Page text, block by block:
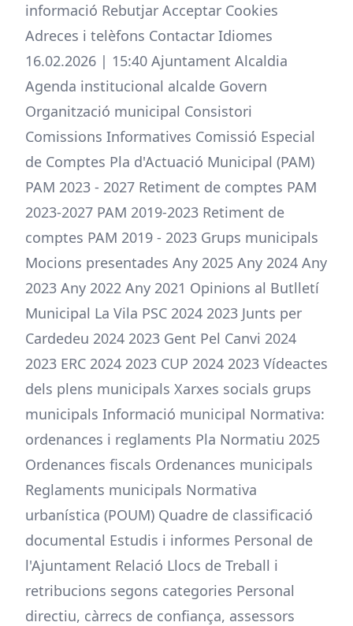
informació Rebutjar Acceptar Cookies
Adreces i telèfons Contactar Idiomes
16.02.2026 | 15:40 Ajuntament Alcaldia
Agenda institucional alcalde Govern
Organització municipal Consistori
Comissions Informatives Comissió Especial
de Comptes Pla d'Actuació Municipal (PAM)
PAM 2023 - 2027 Retiment de comptes PAM
2023-2027 PAM 2019-2023 Retiment de
comptes PAM 2019 - 2023 Grups municipals
Mocions presentades Any 2025 Any 2024 Any
2023 Any 2022 Any 2021 Opinions al Butlletí
Municipal La Vila PSC 2024 2023 Junts per
Cardedeu 2024 2023 Gent Pel Canvi 2024
2023 ERC 2024 2023 CUP 2024 2023 Vídeactes
dels plens municipals Xarxes socials grups
municipals Informació municipal Normativa:
ordenances i reglaments Pla Normatiu 2025
Ordenances fiscals Ordenances municipals
Reglaments municipals Normativa
urbanística (POUM) Quadre de classificació
documental Estudis i informes Personal de
l'Ajuntament Relació Llocs de Treball i
retribucions segons categories Personal
directiu, càrrecs de confiança, assessors